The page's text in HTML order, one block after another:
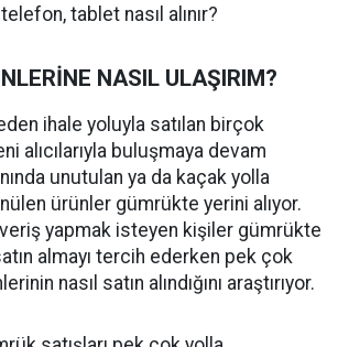
tablet nasıl alınır?
NASIL ULAŞIRIM?
ihale yoluyla satılan birçok
alıcılarıyla buluşmaya devam
unutulan ya da kaçak yolla
ürünler gümrükte yerini alıyor.
yapmak isteyen kişiler gümrükte
almayı tercih ederken pek çok
nasıl satın alındığını araştırıyor.